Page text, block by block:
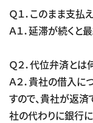
Ｑ１．このまま支払
Ａ１．延滞が続くと
Ｑ２．代位弁済とは
Ａ２．貴社の借入
すので、貴社が返
社の代わりに銀行